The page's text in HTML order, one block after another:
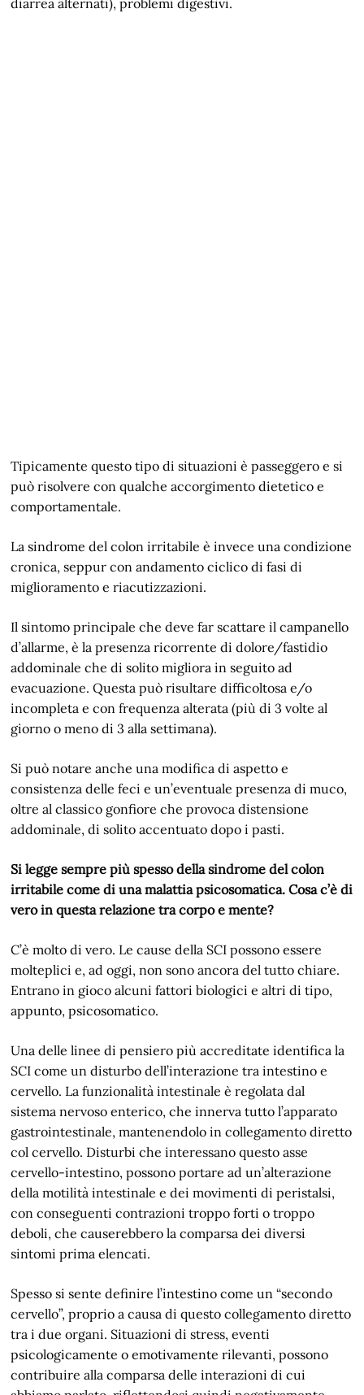
Tipicamente questo tipo di situazioni è passeggero e si
può risolvere con qualche accorgimento dietetico e
comportamentale.
La sindrome del colon irritabile è invece una condizione
cronica, seppur con andamento ciclico di fasi di
miglioramento e riacutizzazioni.
Il sintomo principale che deve far scattare il campanello
d’allarme, è la presenza ricorrente di dolore/fastidio
addominale che di solito migliora in seguito ad
evacuazione. Questa può risultare difficoltosa e/o
incompleta e con frequenza alterata (più di 3 volte al
giorno o meno di 3 alla settimana).
Si può notare anche una modifica di aspetto e
consistenza delle feci e un’eventuale presenza di muco,
oltre al classico gonfiore che provoca distensione
addominale, di solito accentuato dopo i pasti.
Si legge sempre più spesso della sindrome del colon
irritabile come di una malattia psicosomatica. Cosa c’è di
vero in questa relazione tra corpo e mente?
C’è molto di vero. Le cause della SCI possono essere
molteplici e, ad oggi, non sono ancora del tutto chiare.
Entrano in gioco alcuni fattori biologici e altri di tipo,
appunto, psicosomatico.
Una delle linee di pensiero più accreditate identifica la
SCI come un disturbo dell’interazione tra intestino e
cervello. La funzionalità intestinale è regolata dal
sistema nervoso enterico, che innerva tutto l’apparato
gastrointestinale, mantenendolo in collegamento diretto
col cervello. Disturbi che interessano questo asse
cervello-intestino, possono portare ad un’alterazione
della motilità intestinale e dei movimenti di peristalsi,
con conseguenti contrazioni troppo forti o troppo
deboli, che causerebbero la comparsa dei diversi
sintomi prima elencati.
Spesso si sente definire l’intestino come un “secondo
cervello”, proprio a causa di questo collegamento diretto
tra i due organi. Situazioni di stress, eventi
psicologicamente o emotivamente rilevanti, possono
contribuire alla comparsa delle interazioni di cui